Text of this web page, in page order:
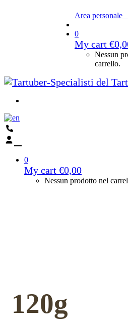
Area personale
0
My cart €
Nessun
carrello.
0
My cart €0,00
Nessun prodotto nel
120g